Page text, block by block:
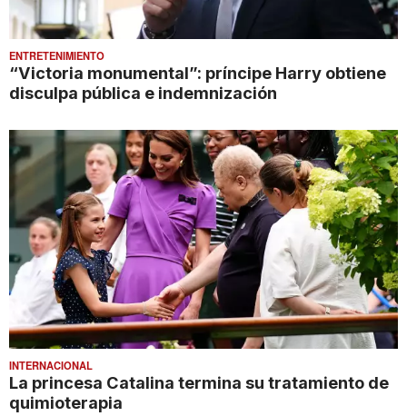
ENTRETENIMIENTO
“Victoria monumental”: príncipe Harry obtiene
disculpa pública e indemnización
INTERNACIONAL
La princesa Catalina termina su tratamiento de
quimioterapia